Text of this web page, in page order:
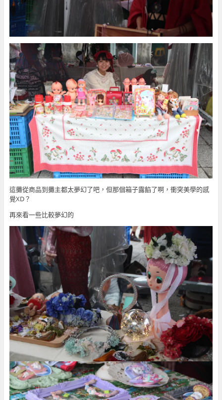
這攤從商品到攤主都太夢幻了吧，但那個箱子露餡了啊，衝突美學的感
覺XD？
再來看一些比較夢幻的